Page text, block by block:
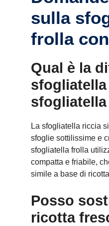
sulla
frolla
Qual è la
La sfogliatella riccia
sfoglie sottilissime e
sfogliatella frolla
compatta e friabile,
simile a base di
Posso
ricotta